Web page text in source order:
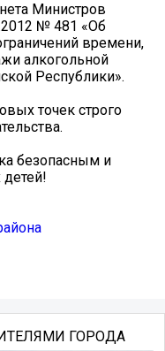
Министров
№ 481 «Об
времени,
алкогольной
Республики».
точек строго
безопасным и
ГОРОДА